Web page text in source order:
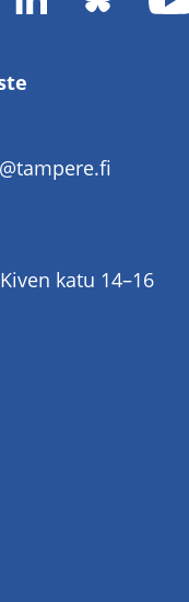
katu 14–16